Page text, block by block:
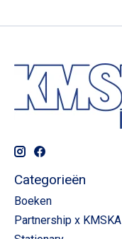
Categorieën
Boeken
Partnership x KMSKA